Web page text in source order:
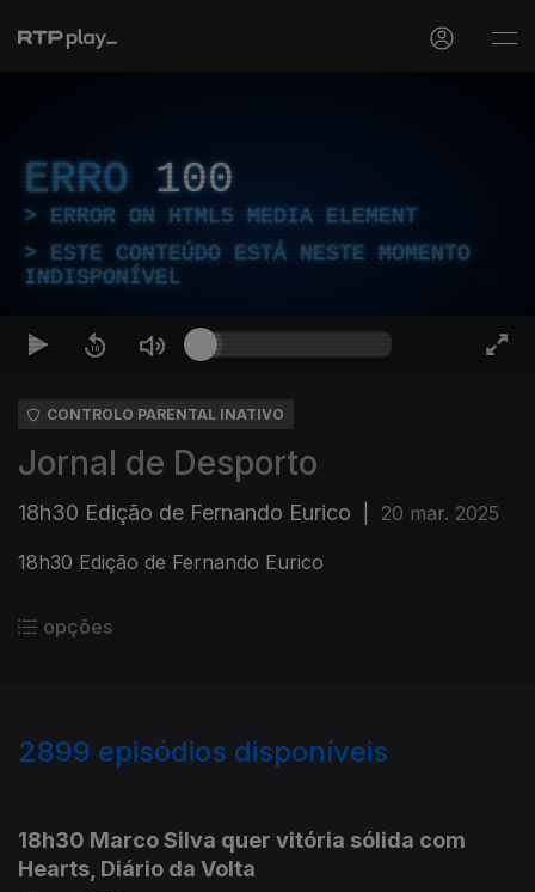
ERRO 100
ERROR ON HTML5 MEDIA ELEMENT
ESTE CONTEÚDO ESTÁ NESTE MOMENTO
INDISPONÍVEL
CONTROLO PARENTAL INATIVO
Jornal de Desporto
18h30 Edição de Fernando Eurico 20 mar. 2025
18h30 Edição de Fernando Eurico
opções
2899 episódios disponíveis
18h30 Marco Silva quer vitória sólida com
Hearts, Diário da Volta